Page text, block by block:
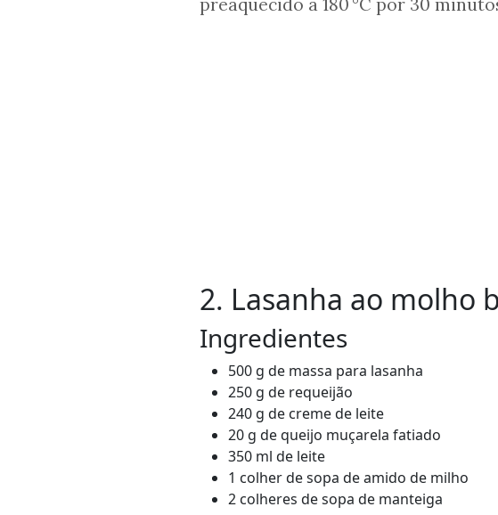
preaquecido a 180 °C por 30
2. Lasanha ao molho
Ingredientes
500 g de massa para lasanha
250 g de requeijão
240 g de creme de leite
20 g de queijo muçarela fatiado
350 ml de leite
1 colher de sopa de amido de milho
2 colheres de sopa de manteiga